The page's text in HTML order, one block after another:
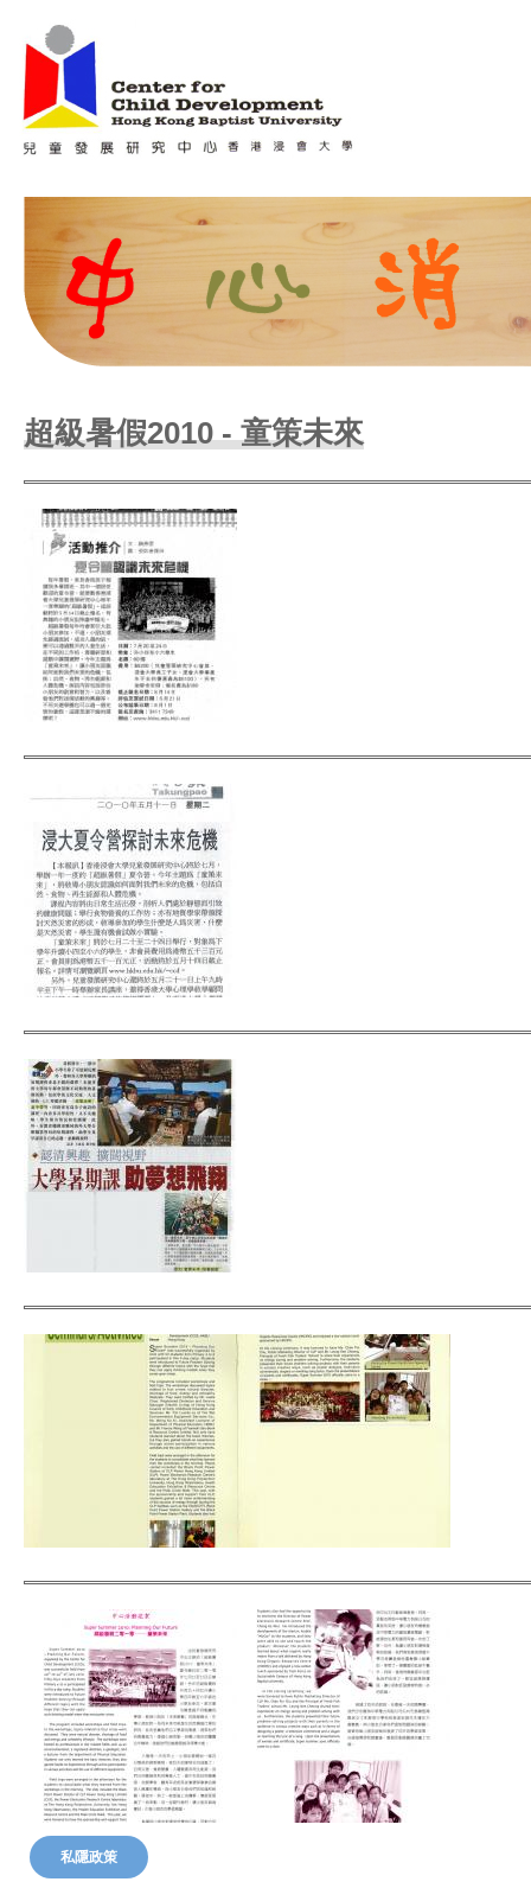
超級暑假2010 - 童策未來
私隱政策
Main menu